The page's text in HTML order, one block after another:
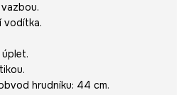
vodítka.
hrudníku: 44 cm.